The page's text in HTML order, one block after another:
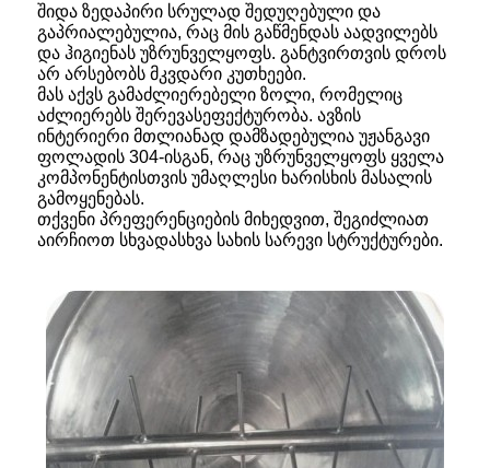
შიდა ზედაპირი სრულად შედუღებული და
გაპრიალებულია, რაც მის გაწმენდას აადვილებს
და ჰიგიენას უზრუნველყოფს. განტვირთვის დროს
არ არსებობს მკვდარი კუთხეები.
მას აქვს გამაძლიერებელი ზოლი, რომელიც
აძლიერებს შერევასეფექტურობა. ავზის
ინტერიერი მთლიანად დამზადებულია უჟანგავი
ფოლადის 304-ისგან, რაც უზრუნველყოფს ყველა
კომპონენტისთვის უმაღლესი ხარისხის მასალის
გამოყენებას.
თქვენი პრეფერენციების მიხედვით, შეგიძლიათ
აირჩიოთ სხვადასხვა სახის სარევი სტრუქტურები.